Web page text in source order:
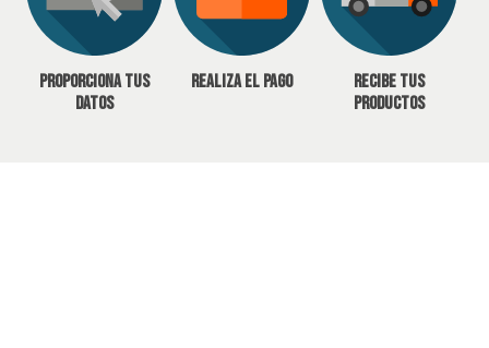
Proporciona tus
datos
Realiza el pago
Recibe tus
productos